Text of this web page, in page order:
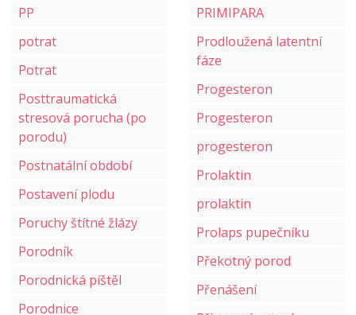
PP
potrat
Potrat
Posttraumatická
stresová porucha (po
porodu)
Postnatální období
Postavení plodu
Poruchy štítné žlázy
Porodník
Porodnická píštěl
Porodnice
PRIMIPARA
Prodloužená latentní
fáze
Progesteron
Progesteron
progesteron
Prolaktin
prolaktin
Prolaps pupečníku
Překotný porod
Přenášení